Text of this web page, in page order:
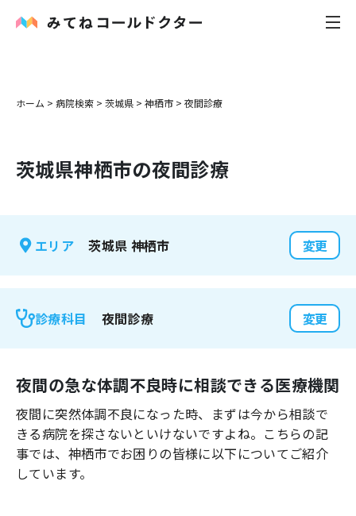
内科
花粉症
感染症
よくあるご質問
ホーム > 病院検索 > 茨城県 > 神栖市 > 夜間診療
茨城県神栖市の夜間診療
エリア 茨城県 神栖市 変更
診療科目 夜間診療 変更
夜間の急な体調不良時に相談できる医療機関
夜間に突然体調不良になった時、まずは今から相談で
きる病院を探さないといけないですよね。こちらの記
事では、 神栖市でお困りの皆様に以下についてご紹介
しています。